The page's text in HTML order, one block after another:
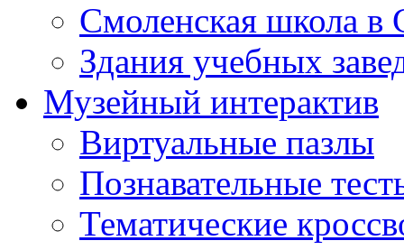
Смоленская школа в
Здания учебных
Музейный интерактив
Виртуальные пазлы
Познавательные
Тематические